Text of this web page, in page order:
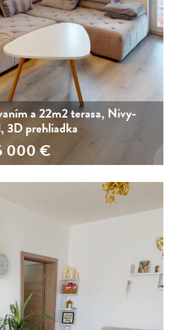
a 22m2 terasa, Nivy-
3D prehliadka
000€